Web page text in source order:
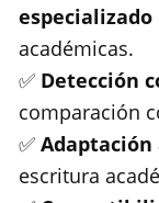
especializado
académicas.
✅ Detección
comparación
✅
escritura